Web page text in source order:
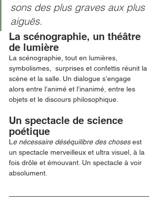
sons des plus graves aux plus
aiguës.
La scénographie, un théâtre
de lumière
La scénographie, tout en lumières,
symbolismes,  surprises et confettis réunit la
scène et la salle. Un dialogue s’engage
alors entre l’animé et l’inanimé, entre les
objets et le discours philosophique.
Un spectacle de science
poétique
Le nécessaire déséquilibre des choses est
un spectacle merveilleux et ultra visuel, à la
fois drôle et émouvant. Un spectacle à voir
absolument.